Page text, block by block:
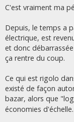
C'est vraiment ma
Depuis, le temps a
électrique, est
et donc
ça rentre du coup.
Ce qui est rigolo
existé de façon
bazar, alors que
économies d'échelle.